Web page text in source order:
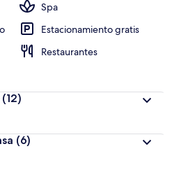
Spa
Estacionamiento gratis
Restaurantes
(12)
(6)